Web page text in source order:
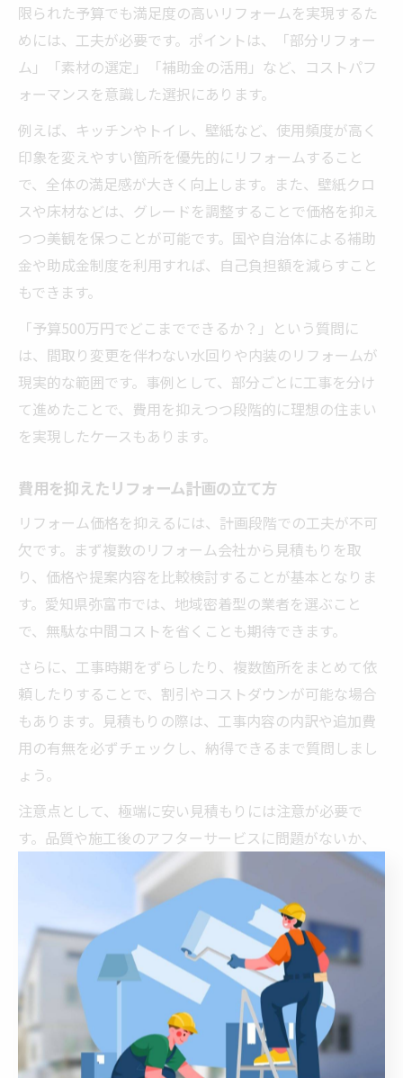
限られた予算でも満足度の高いリフォームを実現するた
めには、工夫が必要です。ポイントは、「部分リフォー
ム」「素材の選定」「補助金の活用」など、コストパフ
ォーマンスを意識した選択にあります。
例えば、キッチンやトイレ、壁紙など、使用頻度が高く
印象を変えやすい箇所を優先的にリフォームすること
で、全体の満足感が大きく向上します。また、壁紙クロ
スや床材などは、グレードを調整することで価格を抑え
つつ美観を保つことが可能です。国や自治体による補助
金や助成金制度を利用すれば、自己負担額を減らすこと
もできます。
「予算500万円でどこまでできるか？」という質問に
は、間取り変更を伴わない水回りや内装のリフォームが
現実的な範囲です。事例として、部分ごとに工事を分け
て進めたことで、費用を抑えつつ段階的に理想の住まい
を実現したケースもあります。
費用を抑えたリフォーム計画の立て方
リフォーム価格を抑えるには、計画段階での工夫が不可
欠です。まず複数のリフォーム会社から見積もりを取
り、価格や提案内容を比較検討することが基本となりま
す。愛知県弥富市では、地域密着型の業者を選ぶこと
で、無駄な中間コストを省くことも期待できます。
さらに、工事時期をずらしたり、複数箇所をまとめて依
頼したりすることで、割引やコストダウンが可能な場合
もあります。見積もりの際は、工事内容の内訳や追加費
用の有無を必ずチェックし、納得できるまで質問しまし
ょう。
注意点として、極端に安い見積もりには注意が必要で
す。品質や施工後のアフターサービスに問題がないか、
口コミや事例を参考にしながら信頼できる業者を選ぶこ
とが、長期的な満足につながります。
リフォーム価格と品質のバランスの秘訣
リフォームの価格と品質のバランスを取るには、単に安
さだけでなく「施工の丁寧さ」「使用する材料」「職人
の経験」など、総合的な視点で判断することが重要で
す。愛知県弥富市では、地元密着のリフォーム会社が地